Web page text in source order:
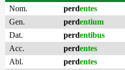
Nom.
perdentes
Gen.
perdentium
Dat.
perdentibus
Acc.
perdentes
Abl.
perdentes